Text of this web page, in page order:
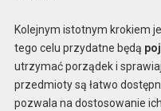
Kolejnym istotnym krokiem
tego celu przydatne będą
utrzymać porządek i
przedmioty są łatwo
pozwala na dostosowanie